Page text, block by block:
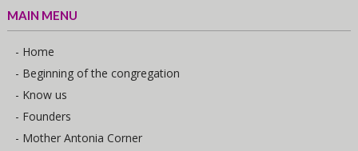
MAIN MENU
- Home
- Beginning of the congregation
- Know us
- Founders
- Mother Antonia Corner